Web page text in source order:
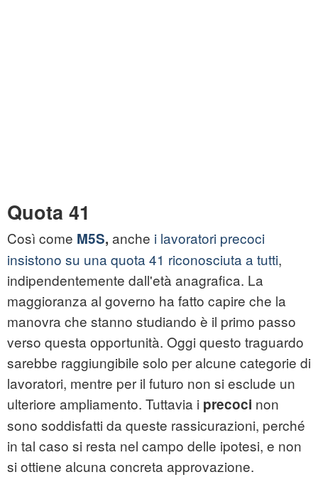
Quota 41
Così come M5S, anche i lavoratori precoci
insistono su una quota 41 riconosciuta a tutti,
indipendentemente dall'età anagrafica. La
maggioranza al governo ha fatto capire che la
manovra che stanno studiando è il primo passo
verso questa opportunità. Oggi questo traguardo
sarebbe raggiungibile solo per alcune categorie di
lavoratori, mentre per il futuro non si esclude un
ulteriore ampliamento. Tuttavia i precoci non
sono soddisfatti da queste rassicurazioni, perché
in tal caso si resta nel campo delle ipotesi, e non
si ottiene alcuna concreta approvazione.